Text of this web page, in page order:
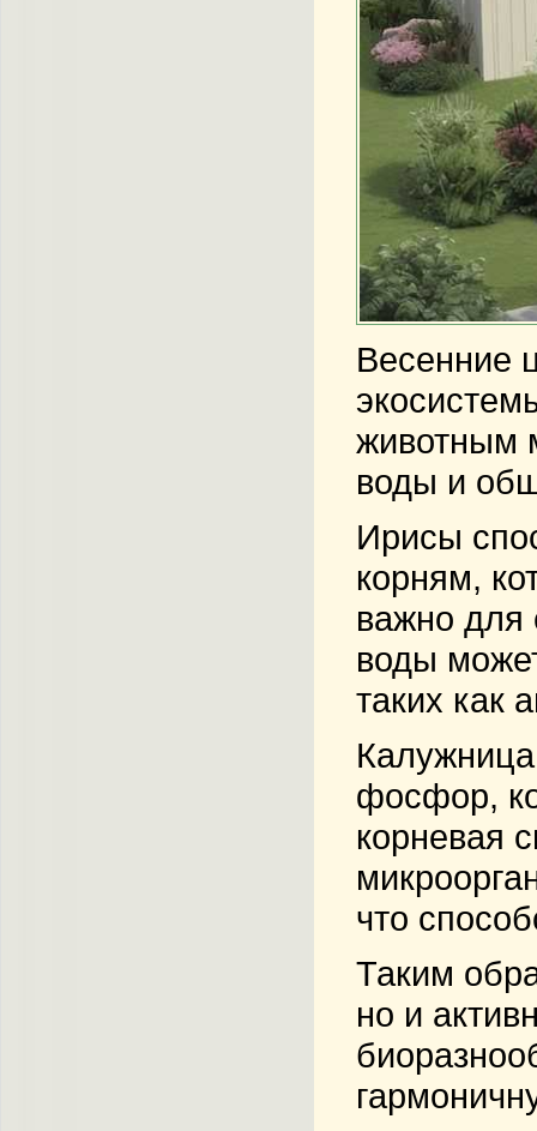
Весенние
животным
воды и
Ирисы
корням,
важно для
воды
таких как
Калужница
фосфор,
корневая
что
Таким
но и